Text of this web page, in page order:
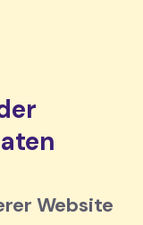
Website